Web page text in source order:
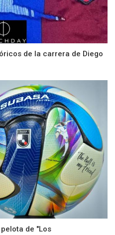
de la carrera de Diego
de "Los